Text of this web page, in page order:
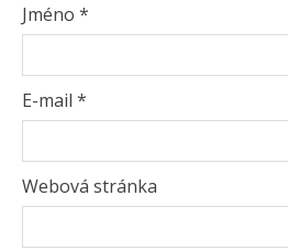
Jméno *
E-mail *
Webová stránka